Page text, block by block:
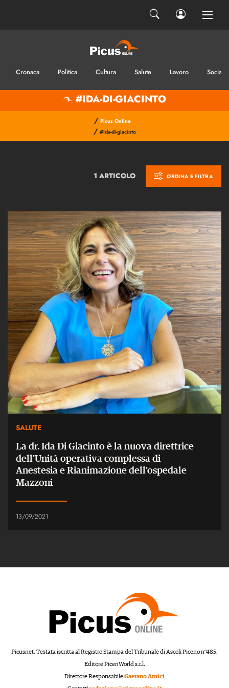
Cronaca Politica Cultura Salute Lavoro Sociale
#IDA-DI-GIACINTO
/ Picus Online
/ #ida-di-giacinto
1 ARTICOLO ORDINA E FILTRA
SALUTE
La dr. Ida Di Giacinto è la nuova direttrice
dell'Unità operativa complessa di
Anestesia e Rianimazione dell'ospedale
Mazzoni
13/09/2021
Picusnet. Testata iscritta al Registro Stampa del Tribunale di Ascoli Piceno n°485.
Editore PicenWorld s.r.l.
Direttore ResponsabileGaetano Amici